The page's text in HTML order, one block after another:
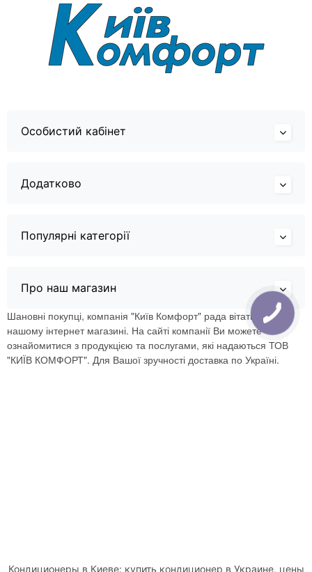
Особистий кабінет
Додатково
Популярні категорії
Про наш магазин
Шановні покупці, компанія "Київ Комфорт" рада вітати Вас в
нашому інтернет магазині. На сайті компанії Ви можете
ознайомитися з продукцією та послугами, які надаються ТОВ
"КИЇВ КОМФОРТ". Для Вашої зручності доставка по Україні.
Кондиционеры в Киеве: купить кондиционер в Украине, цены